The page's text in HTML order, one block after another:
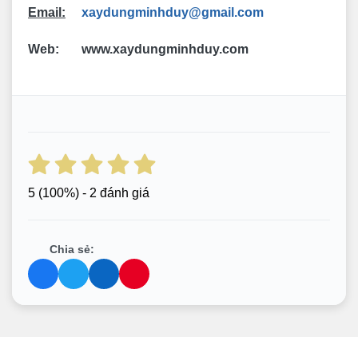
Email: xaydungminhduy@gmail.com
Web: www.xaydungminhduy.com
5 (100%) - 2 đánh giá
Chia sẻ: